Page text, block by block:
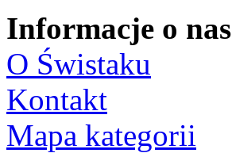
Informacje o nas
O Świstaku
Kontakt
Mapa kategorii